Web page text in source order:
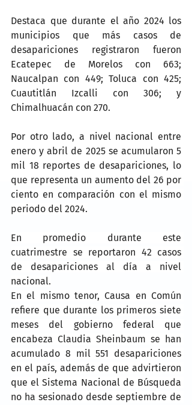
Destaca que durante el año 2024 los
municipios que más casos de
desapariciones registraron fueron
Ecatepec de Morelos con 663;
Naucalpan con 449; Toluca con 425;
Cuautitlán Izcalli con 306; y
Chimalhuacán con 270.
Por otro lado, a nivel nacional entre
enero y abril de 2025 se acumularon 5
mil 18 reportes de desapariciones, lo
que representa un aumento del 26 por
ciento en comparación con el mismo
periodo del 2024.
En promedio durante este
cuatrimestre se reportaron 42 casos
de desapariciones al día a nivel
nacional.
En el mismo tenor, Causa en Común
refiere que durante los primeros siete
meses del gobierno federal que
encabeza Claudia Sheinbaum se han
acumulado 8 mil 551 desapariciones
en el país, además de que advirtieron
que el Sistema Nacional de Búsqueda
no ha sesionado desde septiembre de